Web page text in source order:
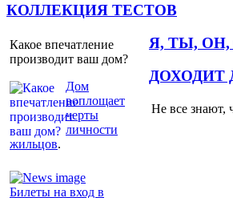
КОЛЛЕКЦИЯ ТЕСТОВ
Какое впечатление
производит ваш дом?
Дом
воплощает
черты
личности
жильцов.
Я, ТЫ,
Билеты на вход в
Не все знают,